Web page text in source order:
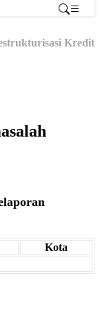
Kredit
Kota